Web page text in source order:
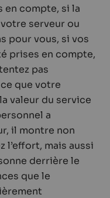
compte, si la
serveur ou
pour vous, si vos
prises en compte,
pas
que votre
valeur du service
a
il montre non
l’effort, mais aussi
derrière le
que le